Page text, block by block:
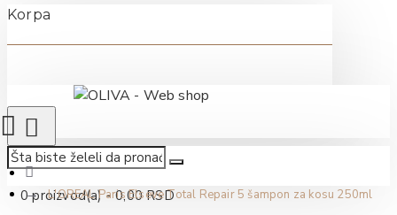
Korpa
0 proizvod(a) - 0,00 RSD
L'OREAL Paris Elseve Total Repair 5 šampon za kosu 250ml